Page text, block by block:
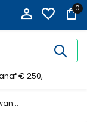
0
€ 250,-